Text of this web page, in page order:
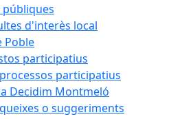
públiques
d'interès local
Poble
participatius
participatius
Decidim Montmeló
o suggeriments